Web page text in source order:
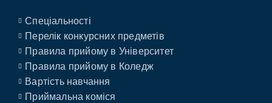
Спеціальності
Перелік конкурсних предметів
Правила прийому в Університет
Правила прийому в Коледж
Вартість навчання
Приймальна коміся